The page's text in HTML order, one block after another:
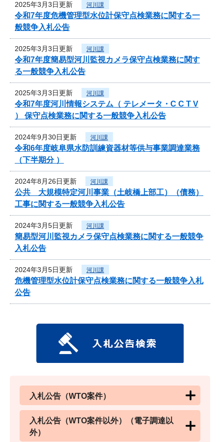
2025年3月3日更新 河川課
令和7年度危機管理型水位計保守点検業務に関する一
般競争入札公告
2025年3月3日更新 河川課
令和7年度簡易型河川監視カメラ保守点検業務に関す
る一般競争入札公告
2025年3月3日更新 河川課
令和7年度河川情報システム（ テレメータ・C C T V
） 保守点検業務に関する一般競争入札公告
2024年9月30日更新 河川課
令和6年度岐阜県水防訓練資器材等供与事業調達業務
（下半期分 ）
2024年8月26日更新 河川課
公共 大規模特定河川事業（土岐橋上部工）（債務）
工事に関する一般競争入札公告
2024年3月5日更新 河川課
簡易型河川監視カメラ保守点検業務に関する一般競争
入札公告
2024年3月5日更新 河川課
危機管理型水位計保守点検業務に関する一般競争入札
公告
入札公告（WTO案件）
入札公告（WTO案件以外）（電子調達以
外）